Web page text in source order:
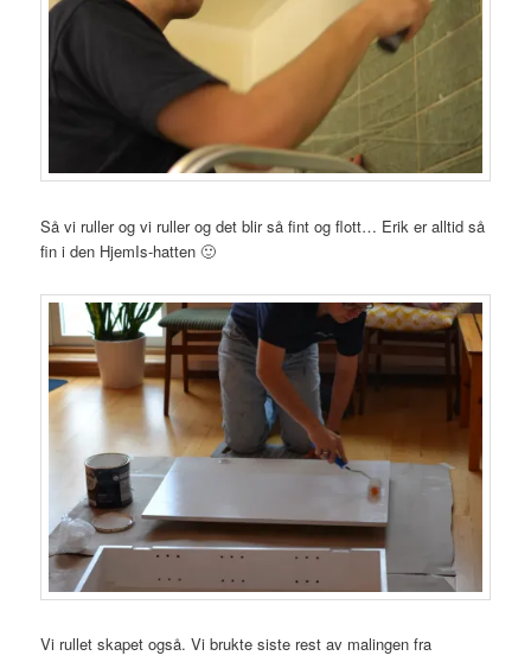
Så vi ruller og vi ruller og det blir så fint og flott… Erik er alltid så
fin i den HjemIs-hatten 🙂
Vi rullet skapet også. Vi brukte siste rest av malingen fra